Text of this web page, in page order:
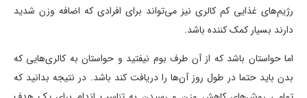
رژیم‌های غذایی کم کالری نیز می‌تواند برای افرادی که اضافه وزن شدید
دارند بسیار کمک کننده باشد.
اما حواستان باشد که از آن طرف بوم نیفتید و حواستان به کالری‌هایی که
بدن باید حتما در طول روز آن‌ها را دریافت کند باشد. در نتیجه بدانید که